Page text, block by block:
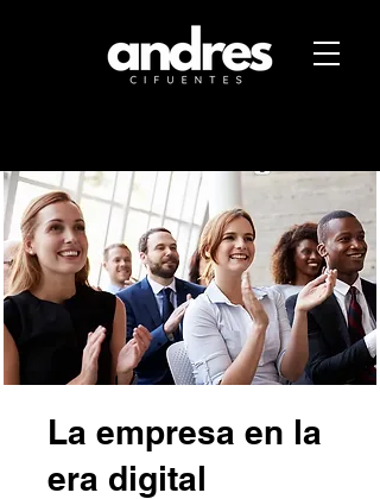
La empresa en la
era digital